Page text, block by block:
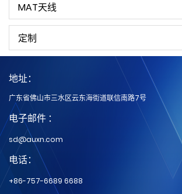
MAT天线
定制
地址：
广东省佛山市三水区云东海街道联信南路7号
电子邮件 ：
sd@auxn.com
电话：
+86-757-6689 6688